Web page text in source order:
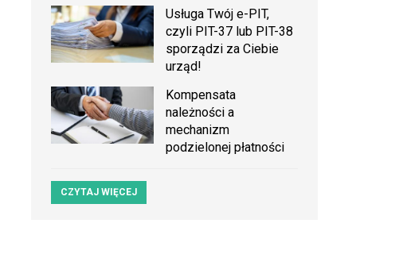
Usługa Twój e-PIT,
czyli PIT-37 lub PIT-38
sporządzi za Ciebie
urząd!
Kompensata
należności a
mechanizm
podzielonej płatności
CZYTAJ WIĘCEJ